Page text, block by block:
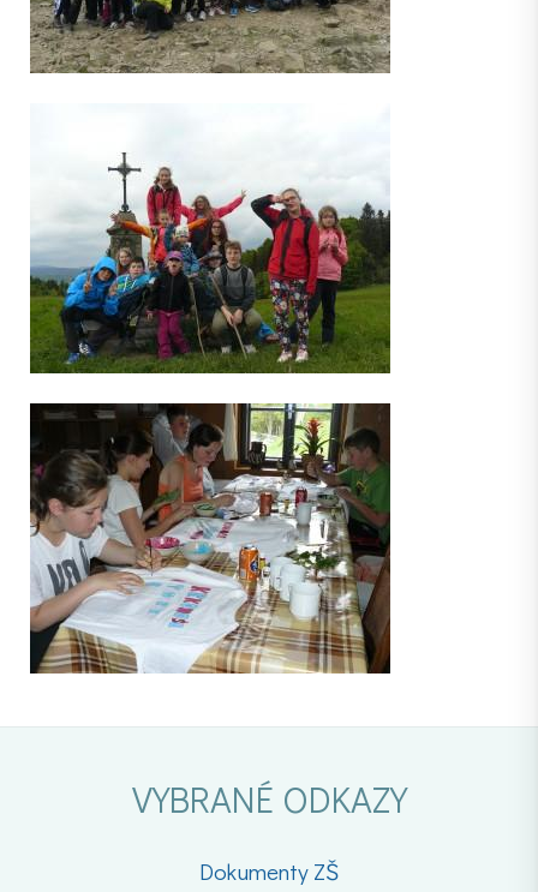
VYBRANÉ ODKAZY
Dokumenty ZŠ